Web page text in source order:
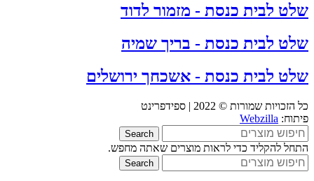
שלט לבית כנסת - מזמור לדוד
שלט לבית כנסת - בריך שמיה
שלט לבית כנסת - אשכחך ירושלים
כל הזכויות שמורות © 2022 | ספידפרינט
פיתוח: Webzilla
Search
התחל להקליד כדי לראות מוצרים שאתה מחפש.
Search